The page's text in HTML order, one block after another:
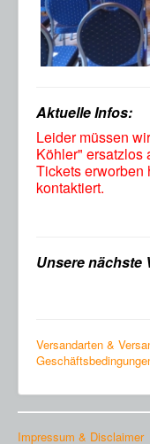
Aktuelle Infos:
Leider müssen
Köhler" ersatzlos
Tickets erworben
kontaktiert.
Unsere nächste
Versandarten &
Impressum & Disclaimer